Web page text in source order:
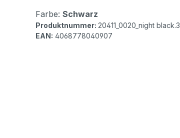
Farbe: Schwarz
Produktnummer: 20411_0020_night black.3
EAN: 4068778040907